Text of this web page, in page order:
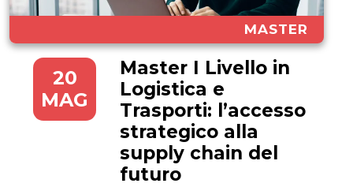
MASTER
20
MAG
Master I Livello in
Logistica e
Trasporti: l’accesso
strategico alla
supply chain del
futuro